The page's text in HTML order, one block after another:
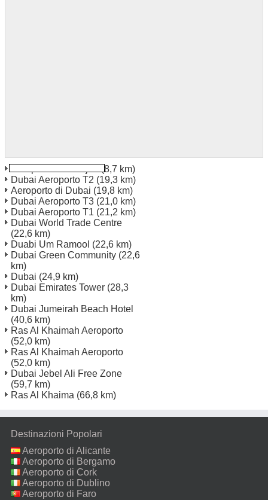
(8,7 km)
Dubai Aeroporto T2 (19,3 km)
Aeroporto di Dubai (19,8 km)
Dubai Aeroporto T3 (21,0 km)
Dubai Aeroporto T1 (21,2 km)
Dubai World Trade Centre
(22,6 km)
Duabi Um Ramool (22,6 km)
Dubai Green Community (22,6
km)
Dubai (24,9 km)
Dubai Emirates Tower (28,3
km)
Dubai Jumeirah Beach Hotel
(40,6 km)
Ras Al Khaimah Aeroporto
(52,0 km)
Ras Al Khaimah Aeroporto
(52,0 km)
Dubai Jebel Ali Free Zone
(59,7 km)
Ras Al Khaima (66,8 km)
Destinazioni Popolari
Aeroporto di Alicante
Aeroporto di Bergamo
Aeroporto di Cork
Aeroporto di Dublino
Aeroporto di Faro